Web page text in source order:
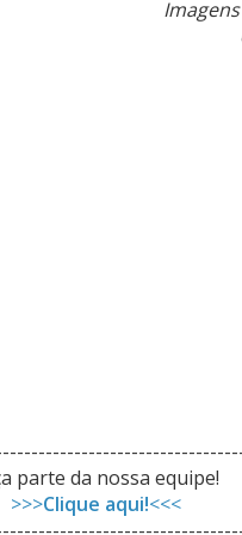
parte da nossa equipe!
>>>Clique aqui!<<<